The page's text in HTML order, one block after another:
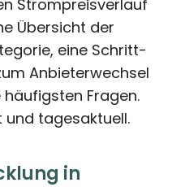
Strompreisverlauf
Übersicht der
eine Schritt-
Anbieterwechsel
Fragen.
und tagesaktuell.
in